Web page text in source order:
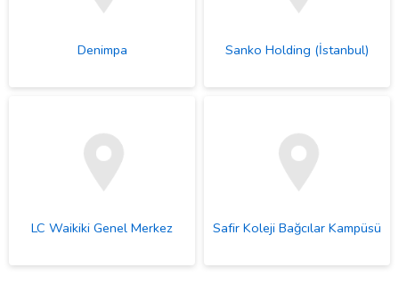
Denimpa Sanko Holding (İstanbul)
LC Waikiki Genel Merkez Safir Koleji Bağcılar Kampüsü